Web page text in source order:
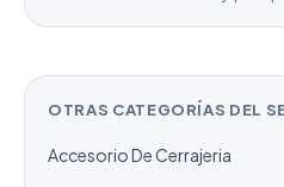
OTRAS CATEGORÍAS DEL
Accesorio De Cerrajeria